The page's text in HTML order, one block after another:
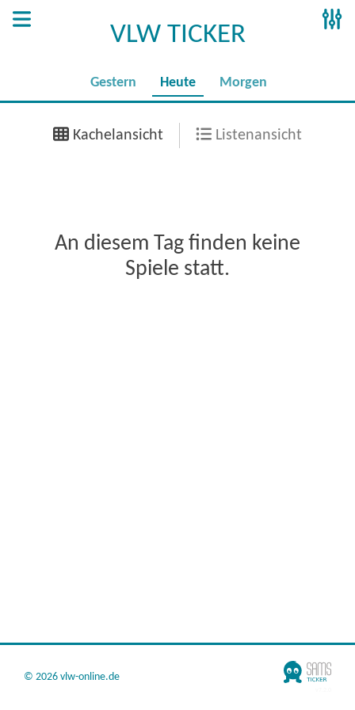
VLW TICKER
Gestern Heute Morgen
Kachelansicht Listenansicht
An diesem Tag finden keine
Spiele statt.
© 2026 vlw-online.de